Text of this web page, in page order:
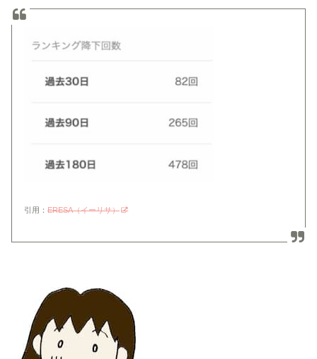
引用：ERESA（イーリサ）